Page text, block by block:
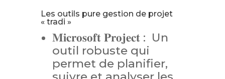
Les outils pure gestion de projet
« tradi »
𝐌𝐢𝐜𝐫𝐨𝐬𝐨𝐟𝐭 𝐏𝐫𝐨𝐣𝐞𝐜𝐭 : Un
outil robuste qui
permet de planifier,